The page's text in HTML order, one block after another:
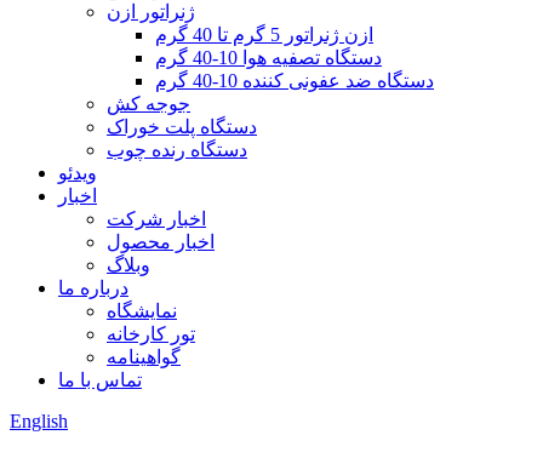
ژنراتور ازن
ازن ژنراتور 5 گرم تا 40 گرم
دستگاه تصفیه هوا 10-40 گرم
دستگاه ضد عفونی کننده 10-40 گرم
جوجه کش
دستگاه پلت خوراک
دستگاه رنده چوب
ویدئو
اخبار
اخبار شرکت
اخبار محصول
وبلاگ
درباره ما
نمایشگاه
تور کارخانه
گواهینامه
تماس با ما
English